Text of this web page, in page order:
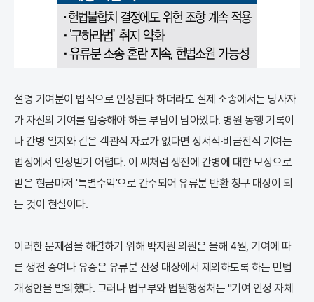
설령 기여분이 법적으로 인정된다 하더라도 실제 소송에서는 당사자
가 자신의 기여를 입증해야 하는 부담이 남아있다. 병원 동행 기록이
나 간병 일지와 같은 객관적 자료가 없다면 정서적·비금전적 기여는
법정에서 인정받기 어렵다. 이 씨처럼 생전에 간병에 대한 보상으로
받은 현금마저 '특별수익'으로 간주되어 유류분 반환 청구 대상이 되
는 것이 현실이다.
이러한 문제점을 해결하기 위해 박지원 의원은 올해 4월, 기여에 따
른 생전 증여나 유증은 유류분 산정 대상에서 제외하도록 하는 민법
개정안을 발의했다. 그러나 법무부와 법원행정처는 "기여 인정 자체